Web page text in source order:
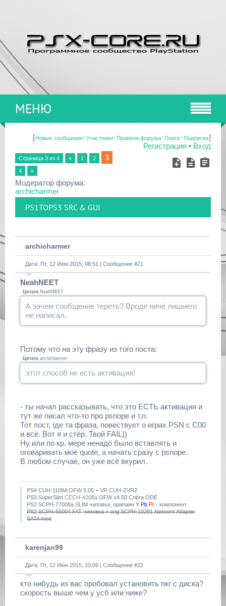
МЕНЮ
[Новые сообщения·Участники·Правила форума·Поиск·Подписки]
Регистрация • Вход
Страница 3 из 4 « 1 2 3
4 »
Модератор форума:
archicharmer
PS1TOPS3 SRC & GUI
archicharmer
Дата: Пт, 12 Июн 2015, 08:51 | Сообщение #21
NeahNEET
Цитата NeahNEET
А зачем сообщение тереть? Вроде ничё лишнего
не написал.
Потому что на эту фразу из того поста:
Цитата archicharmer
этот способ не есть активация!
- ты начал рассказывать, что это ЕСТЬ активация и
тут же писал что-то про psnope и т.п.
Тот пост, где та фраза, повествует о играх PSN с C00
и всё. Вот я и стёр. Твой FAIL))
Ну или по кр. мере ненадо было вставлять и
оговаривать моё quote, а начать сразу с psnope.
В любом случае, он уже всё вкурил.
PS4 CUH-1108A OFW 5.05 + VR CUH-ZVR2
PS3 SuperSlim CECH-4208a OFW v4.50 Cobra ODE
PS2 SCPH-77008a SLIM чиповка; припаян Y Pb Pr - компонент
PS2 SCPH-55004 FAT чиповка + orig SCPH-10281 Network Adapter
SATA mod
karenjan99
Дата: Пт, 12 Июн 2015, 20:09 | Сообщение #22
кто нибудь из вас пробовал установить пкг с диска?
скорость выше чем у усб или ниже?